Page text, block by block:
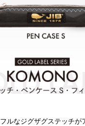
ルなジグザグステッチが